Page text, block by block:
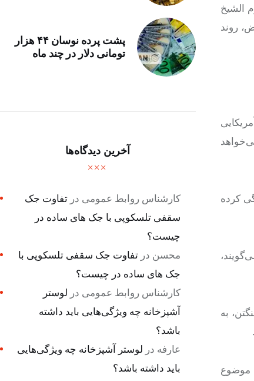
الشیخ
روند
کرده
به
موضوع
پشت پرده نوسان ۴۴ هزار
تومانی دلار در چند ماه
آخرین دیدگاه‌ها
کارشناس روابط عمومی در تفاوت جک
سقفی تلسکوپی با جک های ساده در
چیست؟
محسن در تفاوت جک سقفی تلسکوپی با
جک های ساده در چیست؟
کارشناس روابط عمومی در لوستر
آشپزخانه چه ویژگی‌هایی باید داشته
باشد؟
عارفه در لوستر آشپزخانه چه ویژگی‌هایی
باید داشته باشد؟